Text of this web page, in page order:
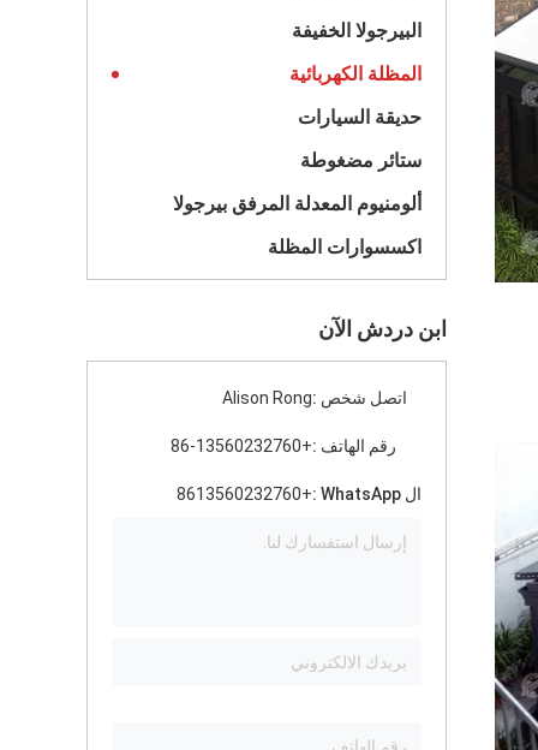
البيرجولا الخفيفة
المظلة الكهربائية
حديقة السيارات
ستائر مضغوطة
ألومنيوم المعدلة المرفق بيرجولا
اكسسوارات المظلة
ابن دردش الآن
اتصل شخص :Alison Rong
رقم الهاتف :+86-13560232760
ال WhatsApp : +8613560232760